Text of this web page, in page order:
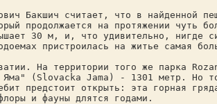
Бакшич считает, что в найденной
продолжается на протяжении чуть
30 м, и, что удивительно, нигде
пристроилась на житье самая
На территории того же парка
(Slovacka Jama) - 1301 метр. Но
предстоит открыть: эта горная
и фауны длятся годами.